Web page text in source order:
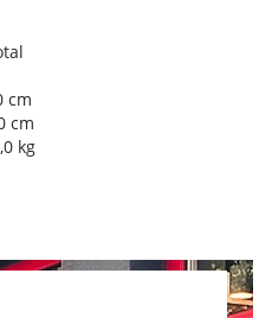
cm
cm
kg